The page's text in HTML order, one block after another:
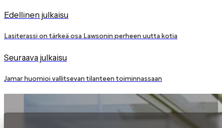
Edellinen julkaisu
Lasiterassi on tärkeä osa Lawsonin perheen uutta kotia
Seuraava julkaisu
Jamar huomioi vallitsevan tilanteen toiminnassaan